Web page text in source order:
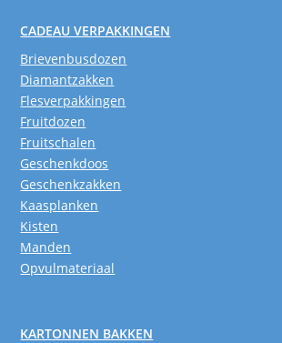
CADEAU VERPAKKINGEN
Brievenbusdozen
Diamantzakken
Flesverpakkingen
Fruitdozen
Fruitschalen
Geschenkdoos
Geschenkzakken
Kaasplanken
Kisten
Manden
Opvulmateriaal
KARTONNEN BAKKEN